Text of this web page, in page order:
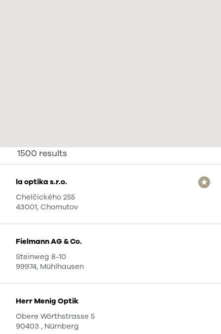
1500 results
la optika s.r.o.
Chelčického 255
43001, Chomutov
Fielmann AG & Co.
Steinweg 8-10
99974, Mühlhausen
Herr Menig Optik
Obere Wörthstrasse 5
90403 , Nürnberg